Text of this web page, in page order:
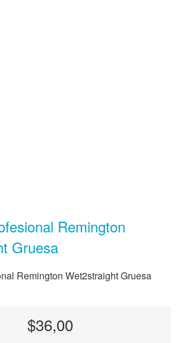
Remington
Gruesa
Remington Wet2straight Gruesa
$36,00